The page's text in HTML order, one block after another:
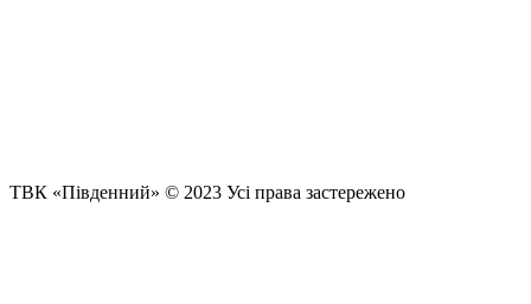
ТВК «Південний» © 2023 Усі права застережено